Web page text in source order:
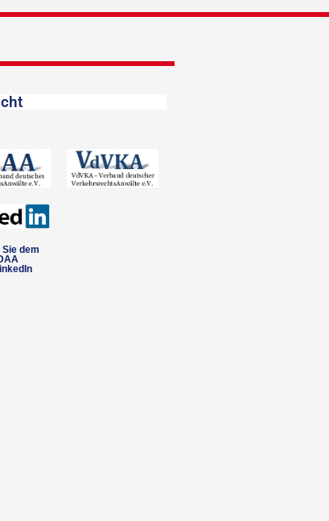
Sie dem